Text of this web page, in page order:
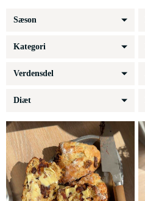
Sæson
Kategori
Verdensdel
Diæt